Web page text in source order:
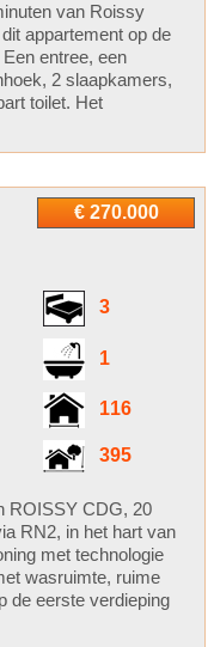
van Roissy
appartement op de
entree, een
2 slaapkamers,
toilet. Het
€ 270.000
3
1
116
395
ROISSY CDG, 20
RN2, in het hart van
met technologie
wasruimte, ruime
de eerste verdieping